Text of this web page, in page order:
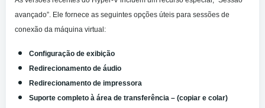
avançado”. Ele fornece as seguintes opções úteis para sessões de
conexão da máquina virtual:
Configuração de exibição
Redirecionamento de áudio
Redirecionamento de impressora
Suporte completo à área de transferência – (copiar e colar)